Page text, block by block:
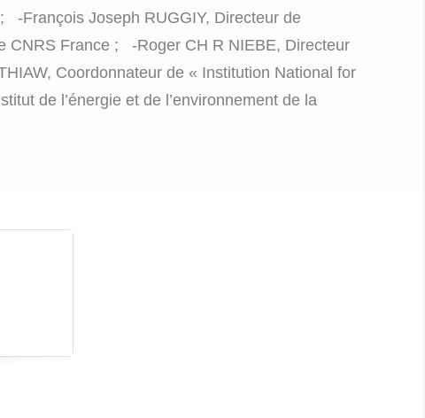
-François Joseph RUGGIY, Directeur de
CNRS France ; -Roger CH R NIEBE, Directeur
Coordonnateur de « Institution National for
de l’énergie et de l’environnement de la